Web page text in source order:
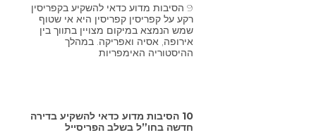
9 הסיבות מדוע כדאי להשקיע בקפריסין
רקע על קפריסין קפריסין היא אי שטוף
שמש הנמצא במיקום מצויין בתווך בין
אירופה, אסיה ואפריקה. במהלך
ההיסטוריה האימפריות
10 הסיבות מדוע כדאי להשקיע בדירה
חדשה בחו”ל בשלב הפריסייל